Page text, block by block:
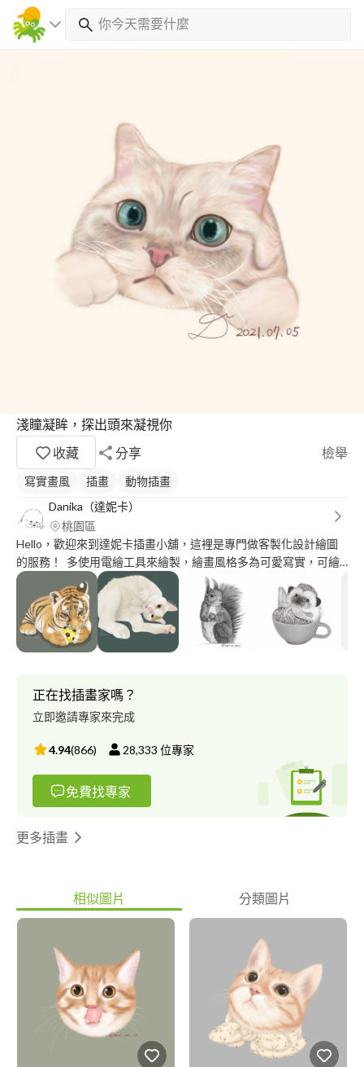
淺瞳凝眸，探出頭來凝視你
收藏
分享 檢舉
寫實畫風 插畫
動物插畫
Danika（達妮卡）
桃園區
Hello，歡迎來到達妮卡插畫小舖，這裡是專門做客製化設計繪圖
的服務！ 多使用電繪工具來繪製，繪畫風格多為可愛寫實，可繪
製插畫、人像/寵物的似顏繪或Q版卡通角色，亦可製作Line貼圖。
（繪圖作品可以參考照片或上面IG連結?） 目前為個人接案，歡迎
有興趣的朋友委託～?
正在找插畫家嗎？
立即邀請專家來完成
4.94(866) 28,333 位專家
免費找專家
更多插畫
相似圖片 分類圖片